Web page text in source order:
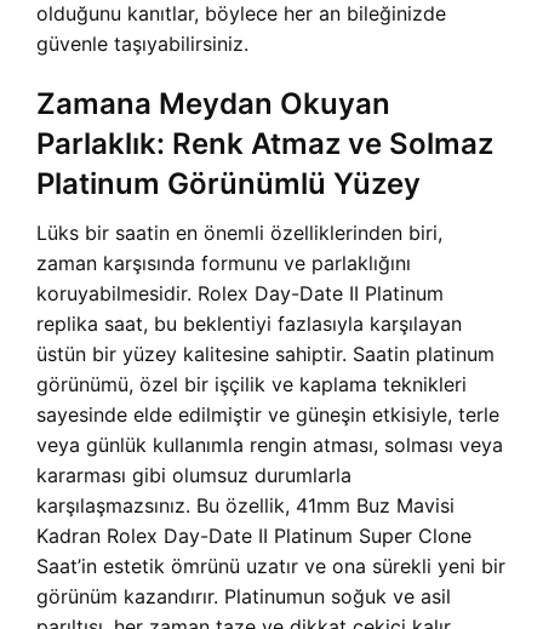
olduğunu kanıtlar, böylece her an bileğinizde
güvenle taşıyabilirsiniz.
Zamana Meydan Okuyan
Parlaklık: Renk Atmaz ve Solmaz
Platinum Görünümlü Yüzey
Lüks bir saatin en önemli özelliklerinden biri,
zaman karşısında formunu ve parlaklığını
koruyabilmesidir. Rolex Day-Date II Platinum
replika saat, bu beklentiyi fazlasıyla karşılayan
üstün bir yüzey kalitesine sahiptir. Saatin platinum
görünümü, özel bir işçilik ve kaplama teknikleri
sayesinde elde edilmiştir ve güneşin etkisiyle, terle
veya günlük kullanımla rengin atması, solması veya
kararması gibi olumsuz durumlarla
karşılaşmazsınız. Bu özellik, 41mm Buz Mavisi
Kadran Rolex Day-Date II Platinum Super Clone
Saat’in estetik ömrünü uzatır ve ona sürekli yeni bir
görünüm kazandırır. Platinumun soğuk ve asil